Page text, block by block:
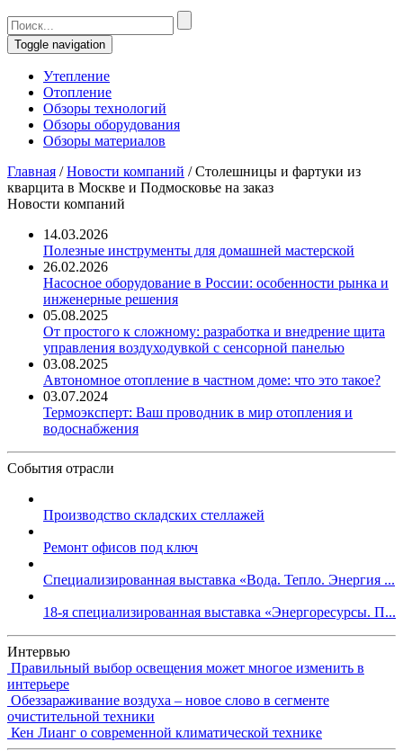
Toggle navigation
Утепление
Отопление
Обзоры технологий
Обзоры оборудования
Обзоры материалов
Главная /Новости компаний /Столешницы и фартуки из
кварцита в Москве и Подмосковье на заказ
Новости компаний
14.03.2026
Полезные инструменты для домашней мастерской
26.02.2026
Насосное оборудование в России: особенности рынка и
инженерные решения
05.08.2025
От простого к сложному: разработка и внедрение щита
управления воздуходувкой с сенсорной панелью
03.08.2025
Автономное отопление в частном доме: что это такое?
03.07.2024
Термоэксперт: Ваш проводник в мир отопления и
водоснабжения
События отрасли
Производство складских стеллажей
Ремонт офисов под ключ
Специализированная выставка «Вода. Тепло. Энергия ...
18-я специализированная выставка «Энергоресурсы. П...
Интервью
Правильный выбор освещения может многое изменить в
интерьере
Обеззараживание воздуха – новое слово в сегменте
очистительной техники
Кен Лианг о современной климатической технике